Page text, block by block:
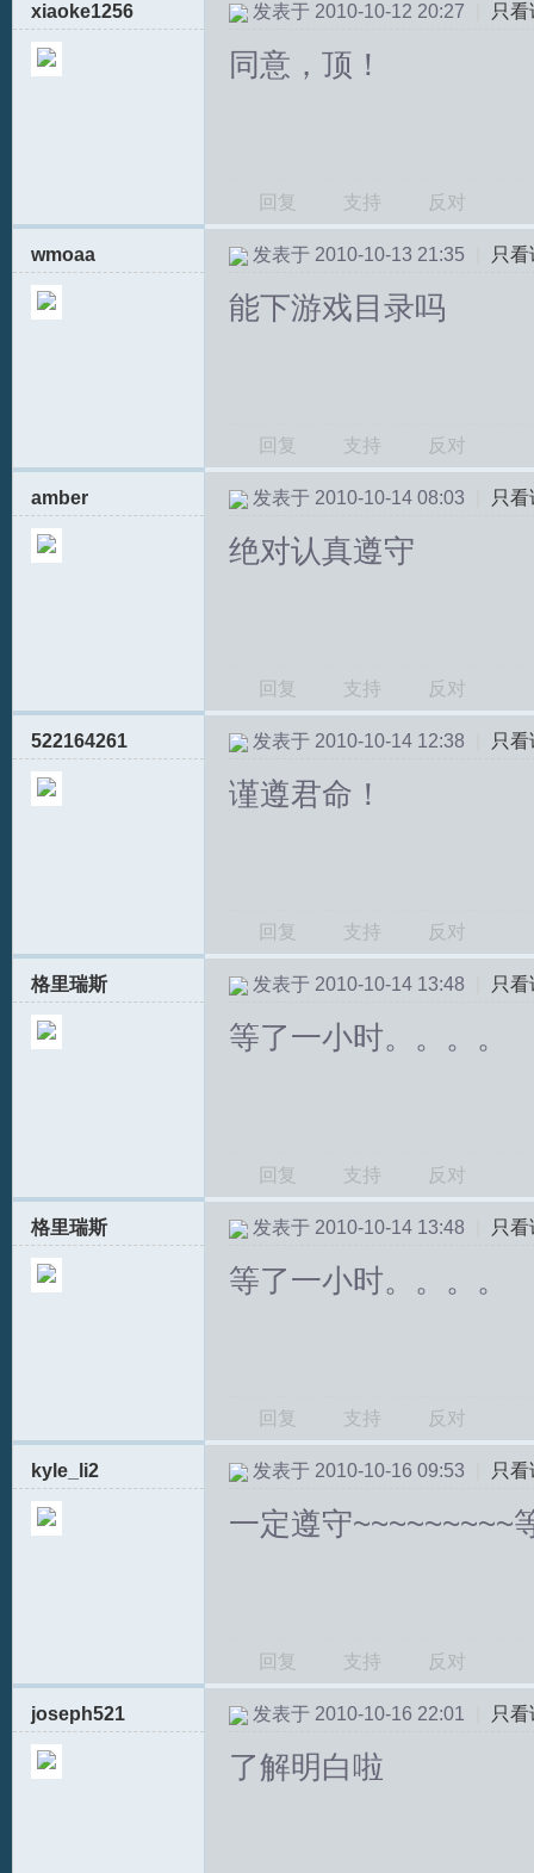
xiaoke1256 发表于 2010-10-12 20:27 只
同意，顶！
回复 支持 反对
wmoaa 发表于 2010-10-13 21:35 只
能下游戏目录吗
回复 支持 反对
amber 发表于 2010-10-14 08:03 只
绝对认真遵守
回复 支持 反对
522164261 发表于 2010-10-14 12:38 只
谨遵君命！
回复 支持 反对
格里瑞斯 发表于 2010-10-14 13:48 只
等了一小时。。。。
回复 支持 反对
格里瑞斯 发表于 2010-10-14 13:48 只
等了一小时。。。。
回复 支持 反对
kyle_li2 发表于 2010-10-16 09:53 只
一定遵守~~~~~~~~~
回复 支持 反对
joseph521 发表于 2010-10-16 22:01 只
了解明白啦